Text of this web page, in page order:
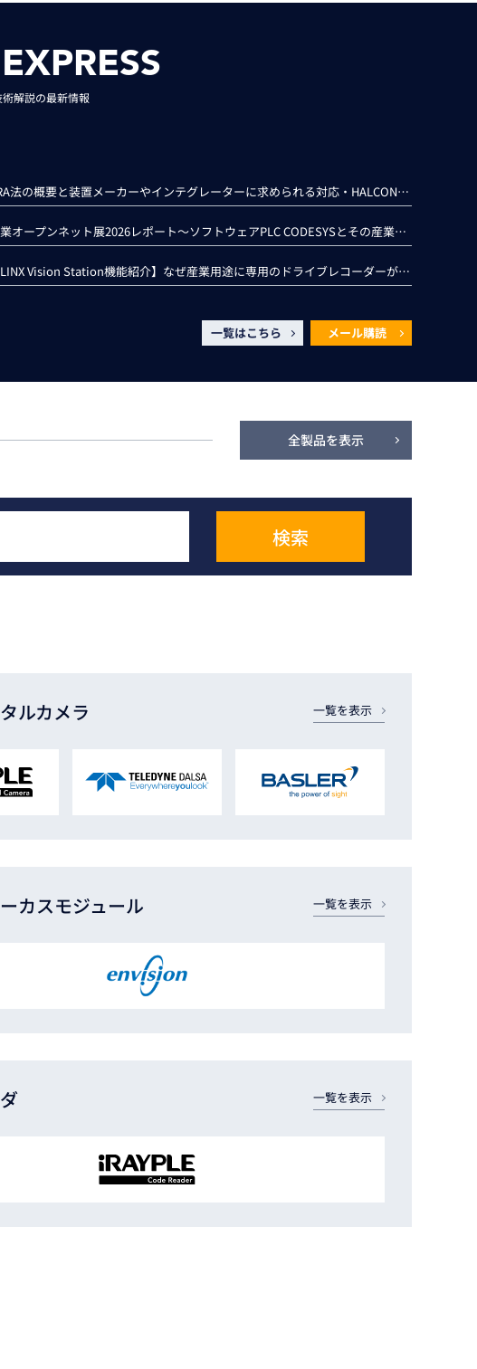
解説の最新情報
CRA法の概要と装置メーカーやインテグレーターに求められる対応・HALCONのセキュリティ対策
産業オープンネット展2026レポート～ソフトウェアPLC CODESYSとその産業用ネットワークの特徴～
【LINX Vision Station機能紹介】なぜ産業用途に専用のドライブレコーダーが必要なのか？
一覧はこちら メール購読
全製品を表示
検索
ルカメラ 一覧を表示
カスモジュール 一覧を表示
一覧を表示